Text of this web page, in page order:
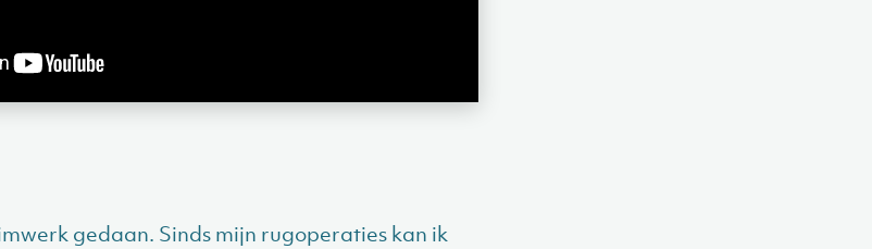
gedaan. Sinds mijn rugoperaties kan ik